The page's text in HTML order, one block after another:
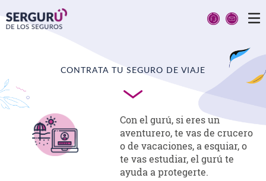
CONTRATA TU SEGURO DE VIAJE
Con el gurú, si eres un
aventurero, te vas de crucero
o de vacaciones, a esquiar, o
te vas estudiar, el gurú te
ayuda a protegerte.